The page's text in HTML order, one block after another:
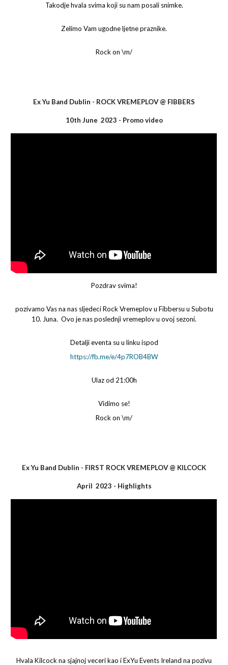
Takodje hvala svima koji su nam posali snimke.
Zelimo Vam ugodne ljetne praznike.
Rock on \m/
Ex Yu Band Dublin - ROCK VREMEPLOV@ FIBBERS
10th June 2023 - Promo video
Pozdrav svima!
pozivamo Vas na nas sljedeci Rock Vremeplov u Fibbersu u Subotu
10. Juna. Ovo je nas poslednji vremeplov u ovoj sezoni.
Detalji eventa su u linku ispod
https://fb.me/e/4p7ROB4BW
Ulaz od 21:00h
Vidimo se!
Rock on \m/
Ex Yu Band Dublin - FIRST ROCK VREMEPLOV@ KILCOCK
April 2023 - Highlights
Hvala Kilcock na sjajnoj veceri kao i ExYu Events Ireland na pozivu